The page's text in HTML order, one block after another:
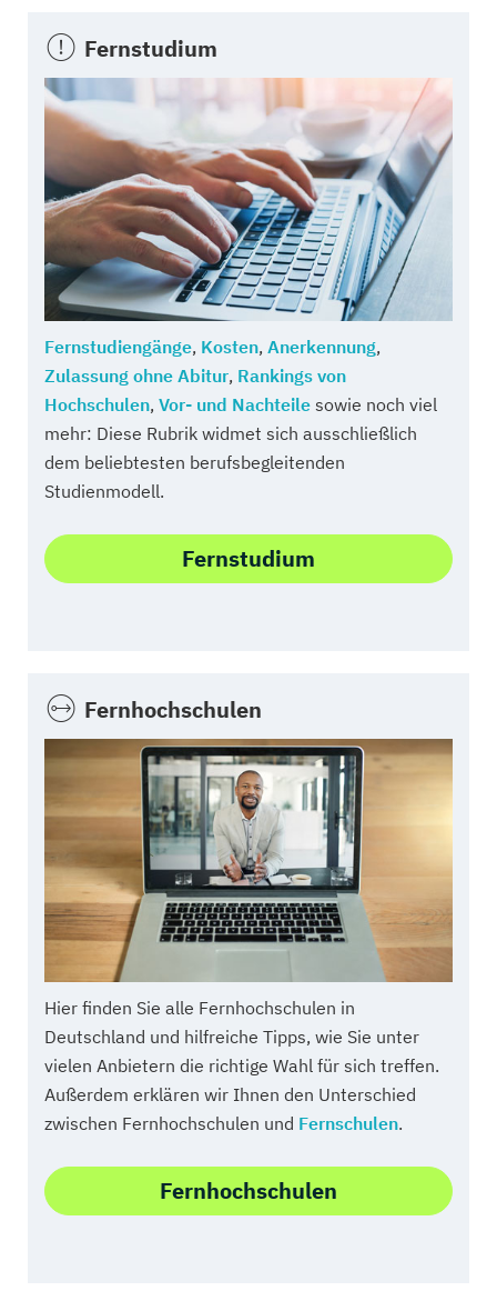
Fernstudium
Fernstudiengänge, Kosten, Anerkennung,
Zulassung ohne Abitur, Rankings von
Hochschulen, Vor- und Nachteile sowie noch viel
mehr: Diese Rubrik widmet sich ausschließlich
dem beliebtesten berufsbegleitenden
Studienmodell.
Fernstudium
Fernhochschulen
Hier finden Sie alle Fernhochschulen in
Deutschland und hilfreiche Tipps, wie Sie unter
vielen Anbietern die richtige Wahl für sich treffen.
Außerdem erklären wir Ihnen den Unterschied
zwischen Fernhochschulen und Fernschulen.
Fernhochschulen